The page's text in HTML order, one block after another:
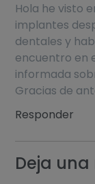
Hola he visto
implantes
dentales y
encuentro en
informada
Gracias de
Responder
Deja